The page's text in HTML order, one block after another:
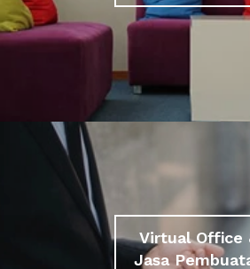
Virtual Office
Jasa